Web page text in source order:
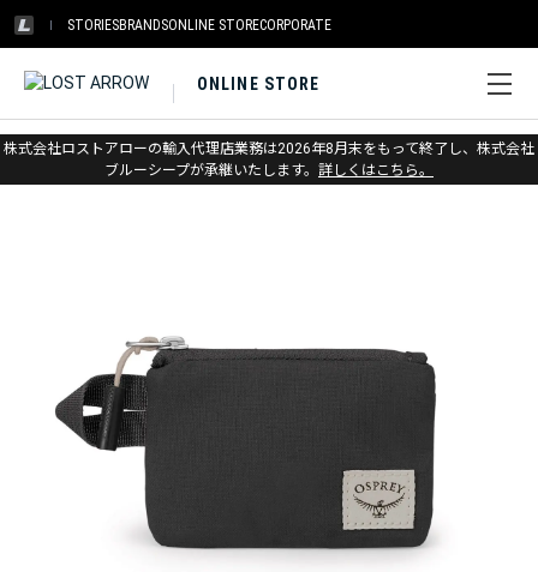
STORIESBRANDSONLINE STORECORPORATE
ONLINE STORE
株式会社ロストアローの輸入代理店業務は2026年8月末をもって終了し、株式会社
ブルーシープが承継いたします。 詳しくはこちら。
ホーム > アウトレット > パック